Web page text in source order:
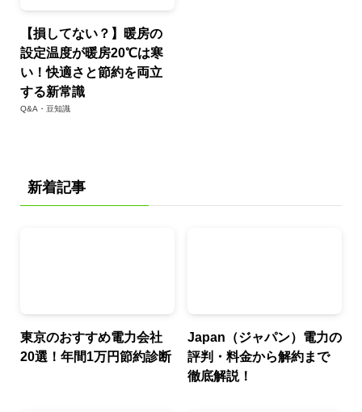
【損してない？】暖房の
設定温度が暖房20℃は寒
い！快適さと節約を両立
する新常識
Q&A・豆知識
新着記事
東京のおすすめ電力会社
20選！年間1万円節約診断
Japan（ジャパン）電力の
評判・料金から解約まで
徹底解説！